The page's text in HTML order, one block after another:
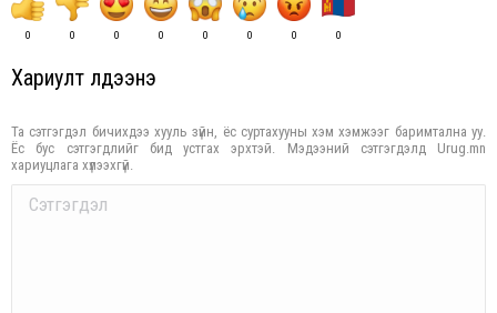
0 0 0 0 0 0 0 0
Хариулт үлдээнэ үү
Та сэтгэгдэл бичихдээ хууль зүйн, ёс суртахууны хэм хэмжээг баримтална уу.
Ёс бус сэтгэгдлийг бид устгах эрхтэй. Мэдээний сэтгэгдэлд Urug.mn
хариуцлага хүлээхгүй.
Comment